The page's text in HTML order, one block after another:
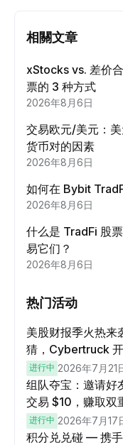
相關文章
xStocks vs. 差价
票的 3 种方式
2026年8月6日
交易欧元/美元：
货币对的因素
2026年8月6日
如何在 Bybit
2026年8月6日
什么是 TradFi 股
易它们？
2026年8月6日
热门活动
美股财报季火热来
猜，Cybertruck 开
进行中 2026年7月21
组队夺宝：邀请好
交易 $10，赚取双
进行中 2026年7月17
积分兑兑碰 — 携